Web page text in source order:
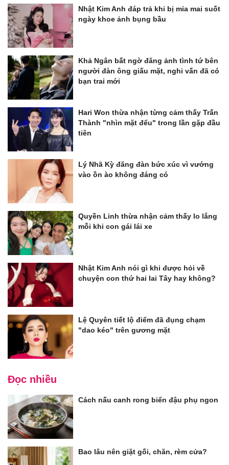
Nhật Kim Anh đáp trả khi bị mỉa mai suốt
ngày khoe ảnh bụng bầu
Khả Ngân bất ngờ đăng ảnh tình tứ bên
người đàn ông giấu mặt, nghi vấn đã có
bạn trai mới
Hari Won thừa nhận từng cảm thấy Trấn
Thành "nhìn mặt đểu" trong lần gặp đầu
tiên
Lý Nhã Kỳ đăng đàn bức xúc vì vướng
vào ồn ào không đáng có
Quyền Linh thừa nhận cảm thấy lo lắng
mỗi khi con gái lái xe
Nhật Kim Anh nói gì khi được hỏi về
chuyện con thứ hai lai Tây hay không?
Lệ Quyên tiết lộ điểm đã đụng chạm
"dao kéo" trên gương mặt
Đọc nhiều
Cách nấu canh rong biển đậu phụ ngon
Bao lâu nên giặt gối, chăn, rèm cửa?